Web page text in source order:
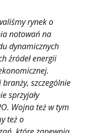
rynek o
notowań na
dynamicznych
źródeł energii
szczególnie
sprzyjały
Wojna też w tym
też o